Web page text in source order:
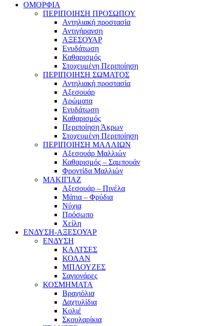
ΟΜΟΡΦΙΑ
ΠΕΡΙΠΟΙΗΣΗ ΠΡΟΣΩΠΟΥ
Αντηλιακή προστασία
Αντιγήρανση
ΑΞΕΣΟΥΑΡ
Ενυδάτωση
Καθαρισμός
Στοχευμένη Περιποίηση
ΠΕΡΙΠΟΙΗΣΗ ΣΩΜΑΤΟΣ
Αντηλιακή προστασία
Αξεσουάρ
Αρώματα
Ενυδάτωση
Καθαρισμός
Περιποίηση Άκρων
Στοχευμένη Περιποίηση
ΠΕΡΙΠΟΙΗΣΗ ΜΑΛΛΙΩΝ
Αξεσουάρ Μαλλιών
Καθαρισμός – Σαμπουάν
Φροντίδα Μαλλιών
ΜΑΚΙΓΙΑΖ
Αξεσουάρ – Πινέλα
Μάτια – Φρύδια
Νύχια
Πρόσωπο
Χείλη
ΕΝΔΥΣΗ-ΑΞΕΣΟΥΑΡ
ΕΝΔΥΣΗ
ΚΑΛΤΣΕΣ
ΚΟΛΑΝ
ΜΠΛΟΥΖΕΣ
Σαγιονάρες
ΚΟΣΜΗΜΑΤΑ
Βραχιόλια
Δαχτυλίδια
Κολιέ
Σκουλαρίκια